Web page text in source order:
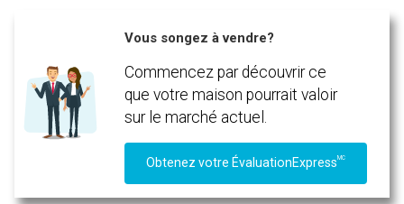
Vous songez à vendre?
Commencez par découvrir ce
que votre maison pourrait valoir
sur le marché actuel.
Obtenez votre ÉvaluationExpressMC